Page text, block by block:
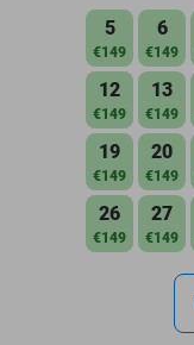
5
€149
6
€149
12
€149
13
€149
19
€149
20
€149
26
€149
27
€149